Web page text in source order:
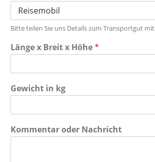
Bitte teilen Sie uns Details zum Transportgut mit
Länge x Breit x Höhe*
Gewicht in kg
Kommentar oder Nachricht